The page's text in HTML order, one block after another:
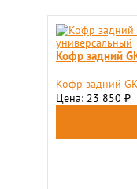
Кофр задний
Кофр задний
Цена: 23 850 ₽